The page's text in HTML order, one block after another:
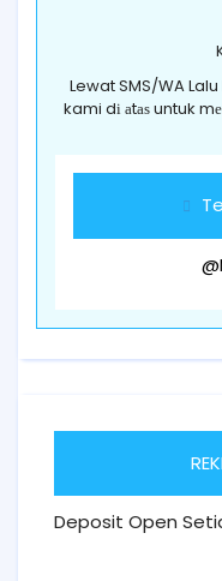
Lewat SMS/WA Lalu
kami dі аtаѕ untuk
Deposit Open